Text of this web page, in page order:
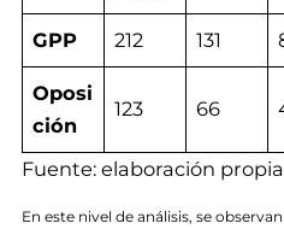
GPP 212 131
Oposi
ción
123 66
Fuente: elaboración propia
En este nivel de análisis, se